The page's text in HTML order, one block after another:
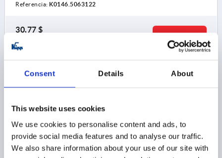
Consent Details About
This website uses cookies
We use cookies to personalise content and ads, to
provide social media features and to analyse our traffic.
We also share information about your use of our site with
Referencia: K0146.5063122
30,77 $
más gastos de envío
DETALLES
K0146 E
EMPUÑADURA EN CRUZ A DIN6335 D=M06,